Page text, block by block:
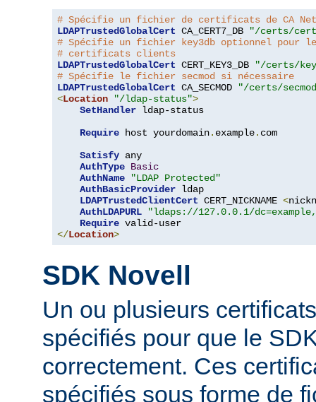
# Spécifie un fichier de certificats de CA
LDAPTrustedGlobalCert CA_CERT7_DB
"/certs/
# Spécifie un fichier key3db optionnel pour
# certificats clients
LDAPTrustedGlobalCert CERT_KEY3_DB
"/certs/
# Spécifie le fichier secmod si nécessaire
LDAPTrustedGlobalCert CA_SECMOD
"/certs/
<Location "/ldap-status">
SetHandler ldap-status
Require host yourdomain. example. com
Satisfy any
AuthType Basic
AuthName
"LDAP Protected"
AuthBasicProvider ldap
LDAPTrustedClientCert CERT_NICKNAME <
AuthLDAPURL
"ldaps://127.0.0.1/
Require
</Location>
SDK Novell
Un ou plusieurs
spécifiés pour que le
correctement. Ces
spécifiés sous forme de